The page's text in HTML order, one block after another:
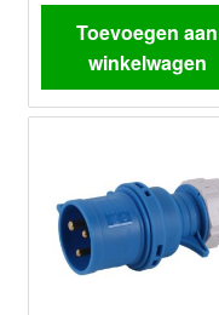
Toevoegen aan
winkelwagen